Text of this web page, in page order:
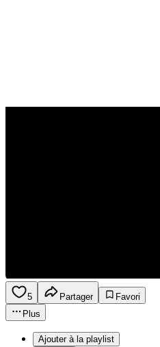
5 Partager
Favori
Plus
Ajouter à la playlist